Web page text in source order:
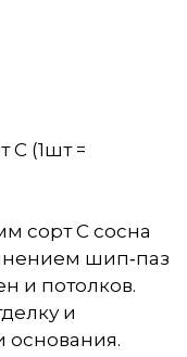
С (1шт =
сорт С сосна
шип‑паз
и потолков.
и
основания.